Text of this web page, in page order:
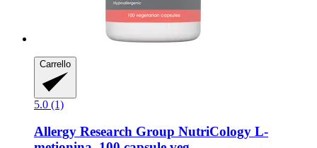
Carrello
5.0 (1)
Allergy Research Group NutriCology L-​